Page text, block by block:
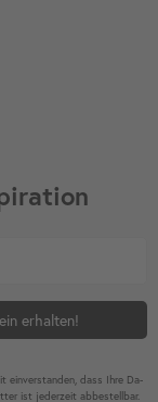
erhalten!
ein­ver­standen, dass Ihre Da­
ist jeder­zeit ab­bestel­lbar.